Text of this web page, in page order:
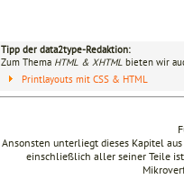
Tipp der data2type-Redaktion:
Zum Thema HTML & XHTML bieten wir
Printlayouts mit CSS & HTML
Ansonsten unterliegt dieses Kapitel
einschließlich aller seiner Teile